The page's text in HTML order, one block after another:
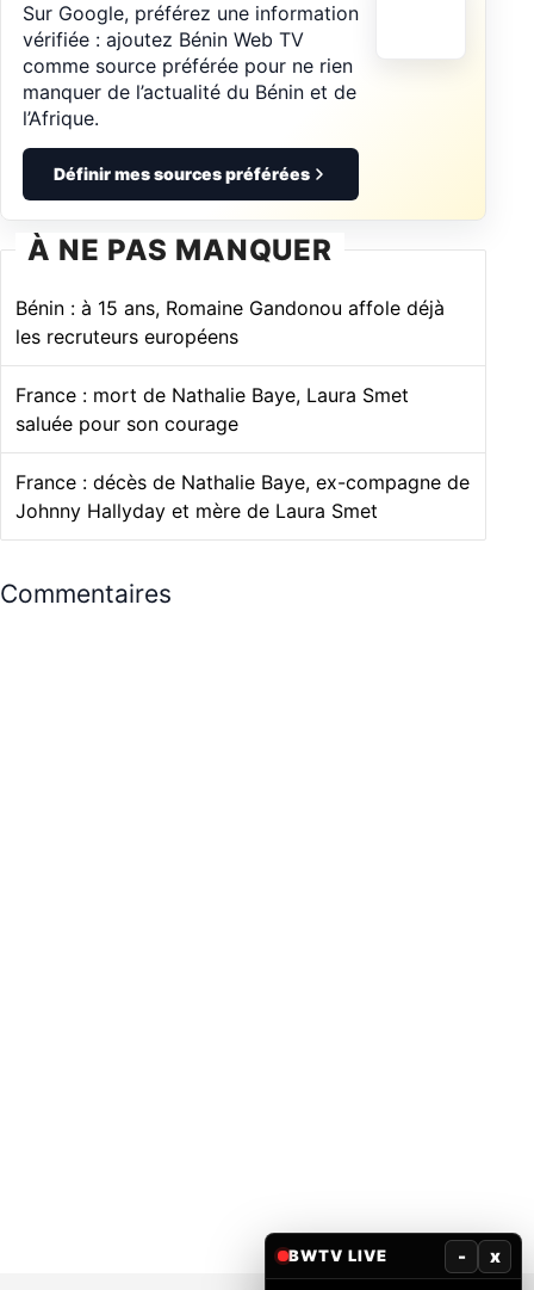
Sur Google, préférez une information
vérifiée : ajoutez Bénin Web TV
comme source préférée pour ne rien
manquer de l’actualité du Bénin et de
l’Afrique.
Définir mes sources préférées
À NE PAS MANQUER
Bénin : à 15 ans, Romaine Gandonou affole déjà
les recruteurs européens
France : mort de Nathalie Baye, Laura Smet
saluée pour son courage
France : décès de Nathalie Baye, ex-compagne de
Johnny Hallyday et mère de Laura Smet
Commentaires
BWTV LIVE - x